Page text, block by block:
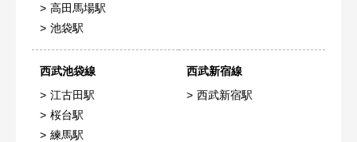
高田馬場駅
池袋駅
西武池袋線
江古田駅
桜台駅
練馬駅
西武新宿線
西武新宿駅